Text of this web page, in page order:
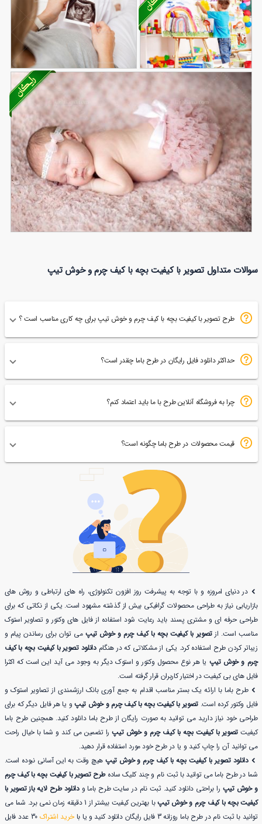
تصویر با کیفیت بچه در
حال نقاشی روی بوم
نقاشی
تصویر با کیفیت سونوگرافی
جنین
209
خواب
12
سوالات متداول تصویر با کیفیت بچه با کیف چرم و خوش تیپ
طرح تصویر با کیفیت بچه با کیف چرم و خوش تیپ برای چه کاری مناسب است ؟
حداکثر دانلود فایل رایگان در طرح باما چقدر است؟
چرا به فروشگاه آنلاین طرح با ما باید اعتماد کنم؟
قیمت محصولات در طرح باما چگونه است؟
در دنیای امروزه و با توجه به پیشرفت روز افزون تکنولوژی، راه های ارتباطی و روش های
بازاریابی نیاز به طراحی محصولات گرافیکی بیش از گذشته مشهود است. یکی از نکاتی که برای
طراحی حرفه ای و مشتری پسند باید رعایت شود استفاده از فایل های وکتور و تصاویر استوک
مناسب است. از تصویر با کیفیت بچه با کیف چرم و خوش تیپمی توان برای رساندن پیام و
زیباتر کردن طرح استفاده کرد. یکی از مشکلاتی که در هنگام دانلود تصویر با کیفیت بچه با کیف
چرم و خوش تیپ یا هر نوع محصول وکتور و استوک دیگر به وجود می آید این است که اکثرا
فایل های بی کیفیت در اختیار کاربران قرار گرفته است.
طرح باما با ارائه یک بستر مناسب اقدام به جمع آوری بانک ارزشمندی از تصاویر استوک و
فایل وکتور کرده است. تصویر با کیفیت بچه با کیف چرم و خوش تیپو یا هر فایل دیگر که برای
طراحی خود نیاز دارید می توانید به صورت رایگان از طرح باما دانلود کنید. همچنین طرح باما
کیفیت تصویر با کیفیت بچه با کیف چرم و خوش تیپرا تضمین می کند و شما با خیال راحت
می توانید آن را چاپ کنید و یا در طرح خود مورد استفاده قرار دهید.
دانلود تصویر با کیفیت بچه با کیف چرم و خوش تیپ هیچ وقت به این آسانی نبوده است.
شما در طرح باما می توانید با ثبت نام و چند کلیک ساده طرح تصویر با کیفیت بچه با کیف چرم
و خوش تیپ را براحتی دانلود کنید. ثبت نام در سایت طرح باما و دانلود طرح لایه باز تصویر با
کیفیت بچه با کیف چرم و خوش تیپ
با بهترین کیفیت بیشتر از 1 دقیقه زمان نمی برد. شما می
توانید با ثبت نام در طرح باما روزانه 3 فایل رایگان دانلود کنید و یا با
خرید اشتراک
30 عدد فایل